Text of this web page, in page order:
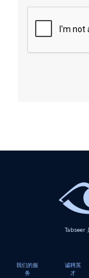
Tabseer
我们的服
务
诚聘英
才